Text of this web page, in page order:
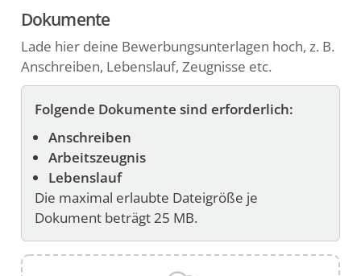
einen
Zeitraum
von
Jahr,
Monat,
Tag
oder
Stunde
dazu
angeben.
Dokumente
Lade hier deine Bewerbungsunterlagen hoch, z. B.
Anschreiben, Lebenslauf, Zeugnisse etc.
Folgende Dokumente sind erforderlich:
Anschreiben
Arbeitszeugnis
Lebenslauf
Die maximal erlaubte Dateigröße je
Dokument beträgt 25 MB.